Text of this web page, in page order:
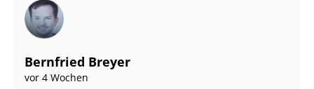
Bernfried Breyer
vor 4 Wochen